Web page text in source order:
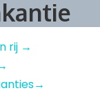
rij →